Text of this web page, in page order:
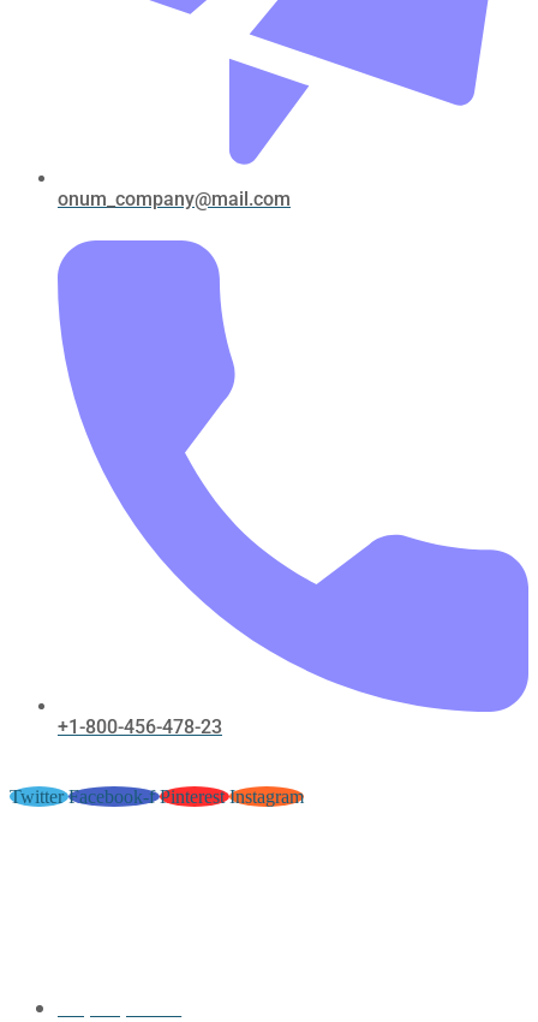
onum_company@mail.com
+1-800-456-478-23
Twitter Facebook-f Pinterest Instagram